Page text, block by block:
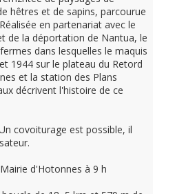
hêtres et de sapins, parcourue
en partenariat avec le
de la déportation de Nantua, le
dans lesquelles le maquis
1944 sur le plateau du Retord
et la station des Plans
décrivent l'histoire de ce
covoiturage est possible, il
Mairie d'Hotonnes à 9 h